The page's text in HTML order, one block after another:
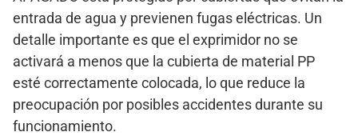
entrada de agua y previenen fugas eléctricas. Un
detalle importante es que el exprimidor no se
activará a menos que la cubierta de material PP
esté correctamente colocada, lo que reduce la
preocupación por posibles accidentes durante su
funcionamiento.